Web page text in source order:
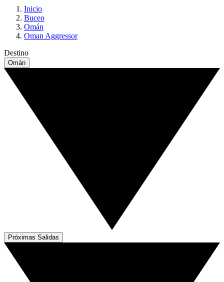
Inicio
Buceo
Omán
Oman Aggressor
Destino
Omán
Próximas Salidas